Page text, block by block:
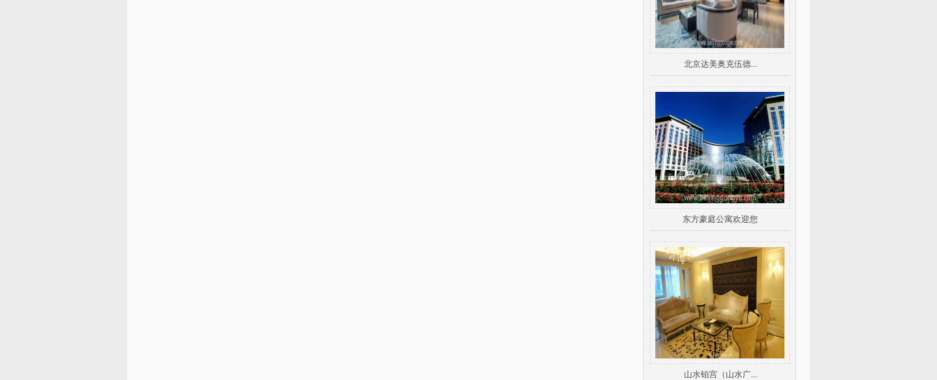
北京达美奥克伍德...
东方豪庭公寓欢迎您
山水铂宫（山水广...